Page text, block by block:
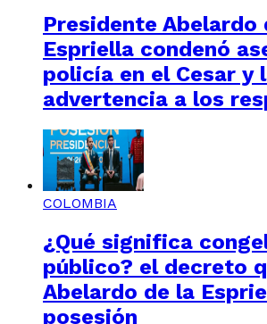
Presidente Abelardo
Espriella condenó
policía en el Cesar y
advertencia a los
COLOMBIA
¿Qué significa
público? el decreto
Abelardo de la
posesión